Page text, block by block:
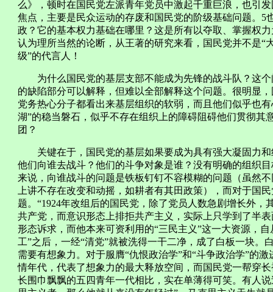
么》，顿时在国民党左派青年党员中激起千重巨浪，也引
焦点，主要是民众运动的存废和国民党的阶级基础问题。5
政？它的基本权力基础在哪里？这是所有以夺取、掌握权
认为理所当然的论断，从王著的研究来看，国民党并不是“
级”的代言人！
为什么国民党的基层支部不能成为先锋的战斗队？这个
的缺陷部分可以解释，但难以全部解释这个问题。很明显
党务热心分子都看出来基层组织的软弱，而且他们似乎也
湖”的稳当磐石，似乎不存在组织上的障碍阻碍他们贯彻其
团？
关键在于，国民党的基层如果要成为具有强大凝固力和
他们向谁去战斗？他们的斗争对象是谁？没有明确的组织
来说，向谁战斗的问题是铁板钉钉不容模糊的问题（虽然
上讲不存在改变和动摇，如耕者有其田政策），而对于国
题。“1924年改组后的国民党，除了党员人数急剧增长外
共产党，而意识形态上排拒共产主义，实际上只学到了半
形态诉求，而他本来可资利用的“三民主义”这一大资源，
工”之后，一经“清党”就被洗得一干二净，成了白板一块。
需要有想象力。对于服膺“仇恨政治学”和“斗争政治学”的
情年代，代表了想象力的最大释放空间，而国民党一帮穿
长围巾飘飘的五四青年一代相比，实在单薄得可笑。有人